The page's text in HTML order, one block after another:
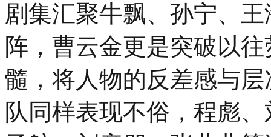
剧集汇聚牛飘、孙宁、
阵，曹云金更是突破以
髓，将人物的反差感与
队同样表现不俗，程彪